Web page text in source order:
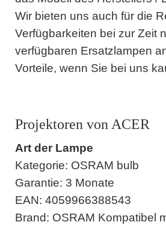
Wir bieten uns auch für die
Verfügbarkeiten bei zur Zeit
verfügbaren Ersatzlampen
Vorteile, wenn Sie bei uns
Projektoren von ACER
Art der Lampe
Kategorie: OSRAM bulb
Garantie: 3 Monate
EAN: 4059966388543
Brand: OSRAM Kompatibel